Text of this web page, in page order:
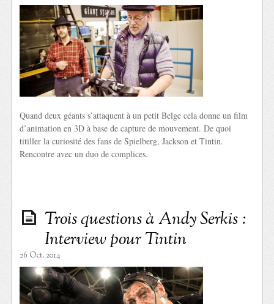
Quand deux géants s’attaquent à un petit Belge cela donne un film
d’animation en 3D à base de capture de mouvement. De quoi
titiller la curiosité des fans de Spielberg, Jackson et Tintin.
Rencontre avec un duo de complices.
Trois questions à Andy Serkis :
Interview pour Tintin
26 Oct. 2014